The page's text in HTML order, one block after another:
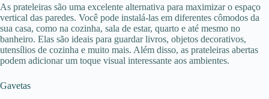
As prateleiras são uma excelente alternativa para maximizar o espaço
vertical das paredes. Você pode instalá-las em diferentes cômodos da
sua casa, como na cozinha, sala de estar, quarto e até mesmo no
banheiro. Elas são ideais para guardar livros, objetos decorativos,
utensílios de cozinha e muito mais. Além disso, as prateleiras abertas
podem adicionar um toque visual interessante aos ambientes.
Gavetas